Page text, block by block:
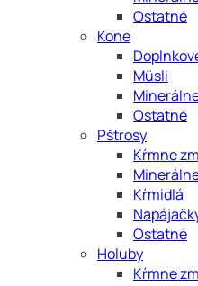
Ostatné
Kone
Müsli
Ostatné
Pštrosy
Kŕmne
Kŕmidlá
Ostatné
Holuby
Kŕmne